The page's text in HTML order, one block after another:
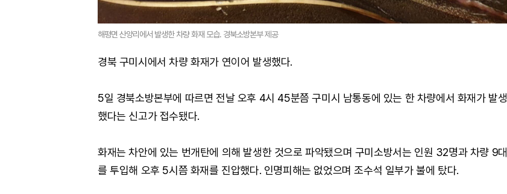
해평면 산양리에서 발생한 차량 화재 모습. 경북소방본부 제공
경북 구미시에서 차량 화재가 연이어 발생했다.
5일 경북소방본부에 따르면 전날 오후 4시 45분쯤 구미시 남통동에 있는 한 차량에서 화재가 발생
했다는 신고가 접수됐다.
화재는 차안에 있는 번개탄에 의해 발생한 것으로 파악됐으며 구미소방서는 인원 32명과 차량 9대
를 투입해 오후 5시쯤 화재를 진압했다. 인명피해는 없었으며 조수석 일부가 불에 탔다.